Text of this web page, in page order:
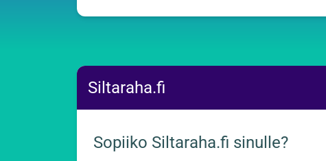
Siltaraha.fi
Sopiiko Siltaraha.fi sinulle?